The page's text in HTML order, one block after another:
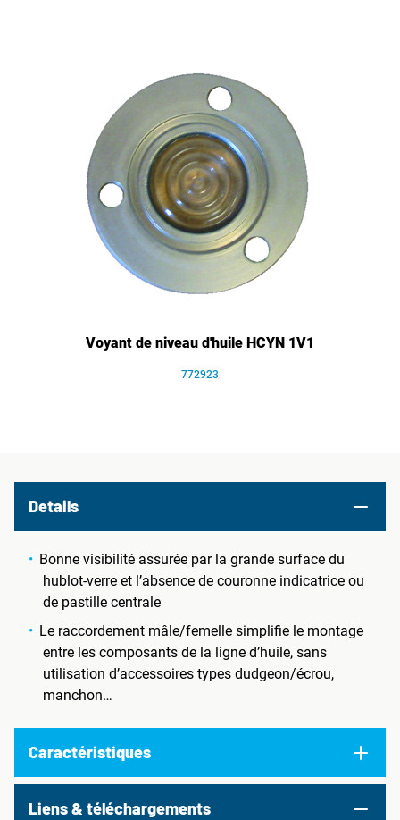
Voyant de niveau d'huile HCYN 1V1
772923
Details
Bonne visibilité assurée par la grande surface du
hublot-verre et l’absence de couronne indicatrice ou
de pastille centrale
Le raccordement mâle/femelle simplifie le montage
entre les composants de la ligne d’huile, sans
utilisation d’accessoires types dudgeon/écrou,
manchon…
Caractéristiques
Liens & téléchargements